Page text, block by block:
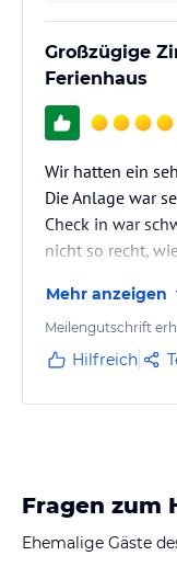
Großzügige
Ferienhaus
Wir hatten ein
Die Anlage war
Check in war
nicht so recht,
Mehr anzeigen
Meilengutschrift
Hilfreich
Fragen zum
Ehemalige Gäste